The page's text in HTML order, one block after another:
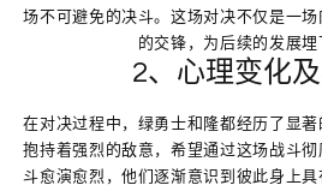
场不可避免的决斗。这场对决不仅是一
的交锋，为后续的发展埋
2、心理变化
在对决过程中，绿勇士和隆都经历了显
抱持着强烈的敌意，希望通过这场战斗
斗愈演愈烈，他们逐渐意识到彼此身上